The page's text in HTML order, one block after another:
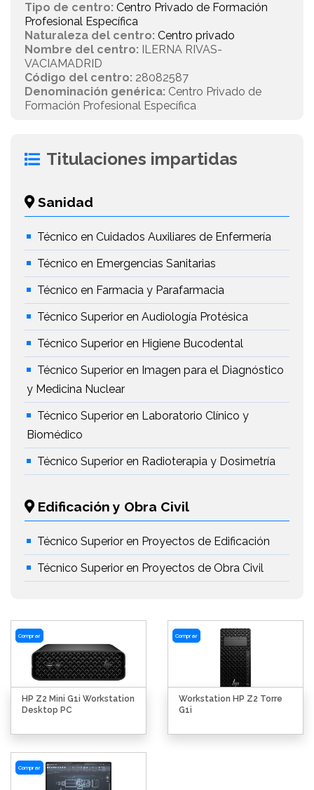
Tipo de centro: Centro Privado de Formación
Profesional Específica
Naturaleza del centro: Centro privado
Nombre del centro: ILERNA RIVAS-
VACIAMADRID
Código del centro: 28082587
Denominación genérica: Centro Privado de
Formación Profesional Específica
Titulaciones impartidas
Sanidad
Técnico en Cuidados Auxiliares de Enfermería
Técnico en Emergencias Sanitarias
Técnico en Farmacia y Parafarmacia
Técnico Superior en Audiología Protésica
Técnico Superior en Higiene Bucodental
Técnico Superior en Imagen para el Diagnóstico
y Medicina Nuclear
Técnico Superior en Laboratorio Clínico y
Biomédico
Técnico Superior en Radioterapia y Dosimetría
Edificación y Obra Civil
Técnico Superior en Proyectos de Edificación
Técnico Superior en Proyectos de Obra Civil
Comprar
HP Z2 Mini G1i Workstation
Desktop PC
Comprar
Workstation HP Z2 Torre
G1i
Comprar